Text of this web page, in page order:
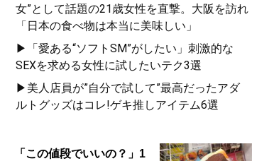
女”として話題の21歳女性を直撃。大阪を訪れ
「日本の食べ物は本当に美味しい」
▶「愛ある“ソフトSM”がしたい」刺激的な
SEXを求める女性に試したいテク3選
▶美人店員が”自分で試して”最高だったアダ
ルトグッズはコレ!ゲキ推しアイテム6選
「この値段でいいの？」1